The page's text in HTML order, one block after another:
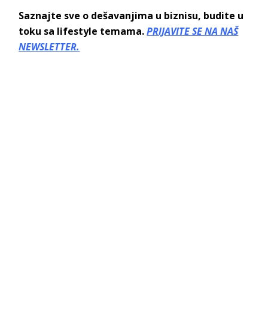
Saznajte sve o dešavanjima u biznisu, budite u
toku sa lifestyle temama.PRIJAVITE SE NA NAŠ
NEWSLETTER.